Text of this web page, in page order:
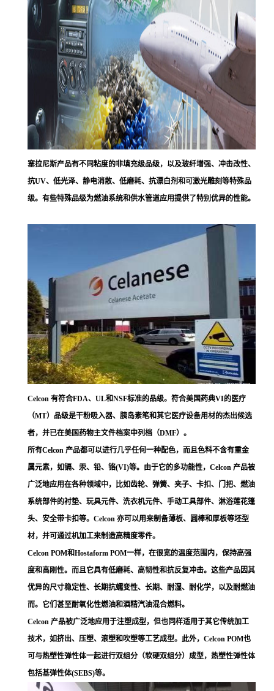
塞拉尼斯产品有不同粘度的非填充级品级，以及玻纤增强、冲击改性、
抗UV、低光泽、静电消散、低磨耗、抗漂白剂和可激光雕刻等特殊品
级。有些特殊品级为燃油系统和供水管道应用提供了特别优异的性能。
Celcon 有符合FDA、UL和NSF标准的品级。符合美国药典VI的医疗
（MT）品级是干粉吸入器、胰岛素笔和其它医疗设备用材的杰出候选
者，并已在美国药物主文件档案中列档（DMF）。
所有Celcon 产品都可以进行几乎任何一种配色，而且色料不含有重金
属元素，如镉、汞、铅、铬(VI)等。由于它的多功能性，Celcon 产品被
广泛地应用在各种领域中，比如齿轮、弹簧、夹子、卡扣、门把、燃油
系统部件的衬垫、玩具元件、洗衣机元件、手动工具部件、淋浴莲花篷
头、安全带卡扣等。Celcon 亦可以用来制备薄板、圆棒和厚板等坯型
材，并可通过机加工来制造高精度零件。
Celcon POM和Hostaform POM一样，在很宽的温度范围内，保持高强
度和高刚性。而且它具有低磨耗、高韧性和抗反复冲击。这些产品因其
优异的尺寸稳定性、长期抗蠕变性、长期、耐湿、耐化学，以及耐燃油
而。它们甚至耐氧化性燃油和酒精汽油混合燃料。
Celcon 产品被广泛地应用于注塑成型，但也同样适用于其它传统加工
技术，如挤出、压塑、滚塑和吹塑等工艺成型。此外，Celcon POM也
可与热塑性弹性体一起进行双组分（软硬双组分）成型，热塑性弹性体
包括基弹性体(SEBS)等。